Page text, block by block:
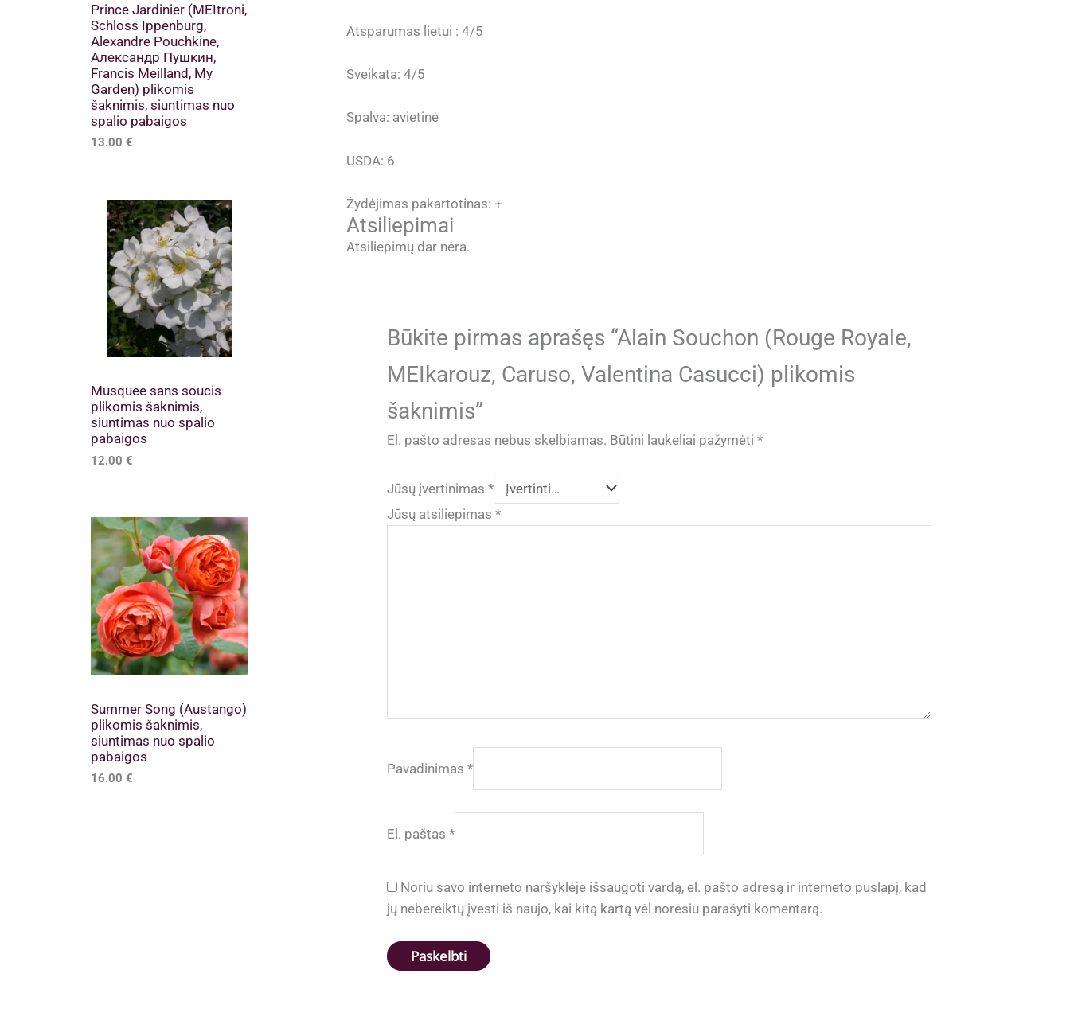
Prince Jardinier (MEItroni,
Schloss Ippenburg,
Alexandre Pouchkine,
Александр Пушкин,
Francis Meilland, My
Garden) plikomis
šaknimis, siuntimas nuo
spalio pabaigos
13.00 €
Musquee sans soucis
plikomis šaknimis,
siuntimas nuo spalio
pabaigos
12.00 €
Summer Song (Austango)
plikomis šaknimis,
siuntimas nuo spalio
pabaigos
16.00 €
Atsparumas lietui : 4/5
Sveikata: 4/5
Spalva: avietinė
USDA: 6
Žydėjimas pakartotinas: +
Atsiliepimai
Atsiliepimų dar nėra.
Būkite pirmas aprašęs “Alain Souchon (Rouge Royale,
MEIkarouz, Caruso, Valentina Casucci) plikomis
šaknimis”
El. pašto adresas nebus skelbiamas. Būtini laukeliai pažymėti *
Jūsų įvertinimas *
Jūsų atsiliepimas *
Pavadinimas *
El. paštas *
Noriu savo interneto naršyklėje išsaugoti vardą, el. pašto adresą ir interneto puslapį, kad
jų nebereiktų įvesti iš naujo, kai kitą kartą vėl norėsiu parašyti komentarą.